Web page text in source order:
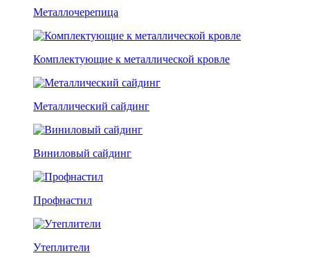
Металлочерепица
Комплектующие к металлической кровле
Металлический сайдинг
Виниловый сайдинг
Профнастил
Утеплители